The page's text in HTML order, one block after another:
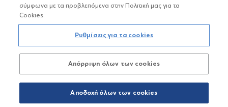
Copyright © Eurobank ΑΕΔΑΚ
Προστασία Προσωπικών Δεδομένων
Όροι χρήσης
Πολιτική cookies
σύμφωνα με τα προβλεπόμενα στην Πολιτική μας για τα
Cookies.
Ρυθμίσεις για τα cookies
Απόρριψη όλων των cookies
Αποδοχή όλων των cookies